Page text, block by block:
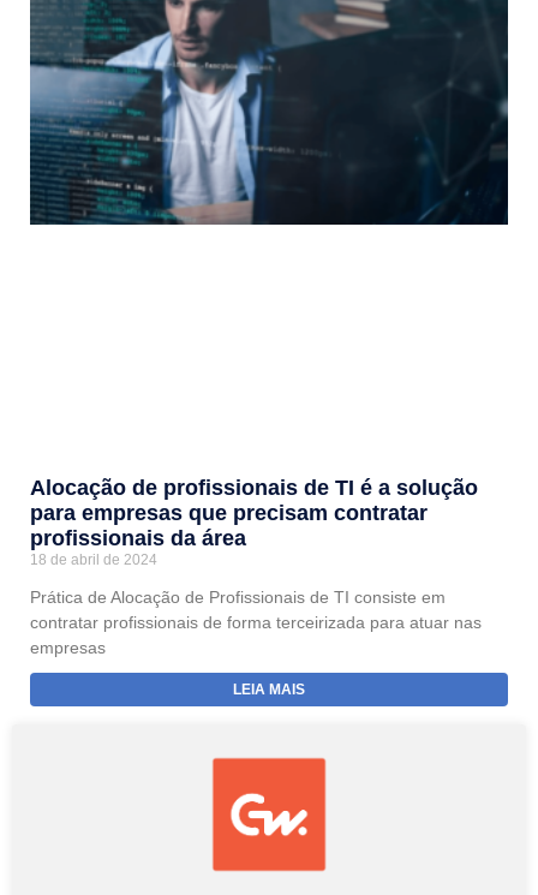
Alocação de profissionais de TI é a solução
para empresas que precisam contratar
profissionais da área
18 de abril de 2024
Prática de Alocação de Profissionais de TI consiste em
contratar profissionais de forma terceirizada para atuar nas
empresas
LEIA MAIS